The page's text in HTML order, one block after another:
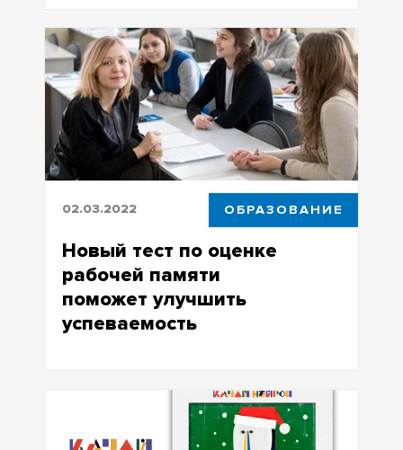
как перевести учебу на максимум
02.03.2022 ОБРАЗОВАНИЕ
Новый тест по оценке
рабочей памяти
поможет улучшить
успеваемость
памяти поможет улучшить